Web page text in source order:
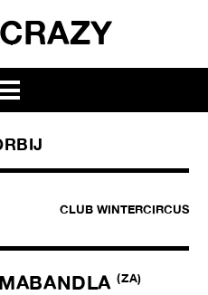
(ZA)
CLUB WINTERCIRCUS